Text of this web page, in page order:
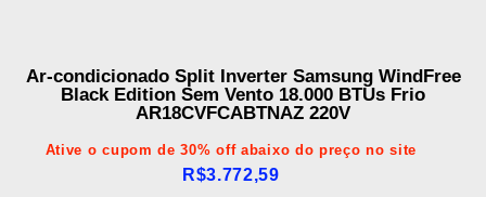
Ar-condicionado Split Inverter Samsung WindFree
Black Edition Sem Vento 18.000 BTUs Frio
AR18CVFCABTNAZ 220V
Ative o cupom de 30% off abaixo do preço no site
R$3.772,59